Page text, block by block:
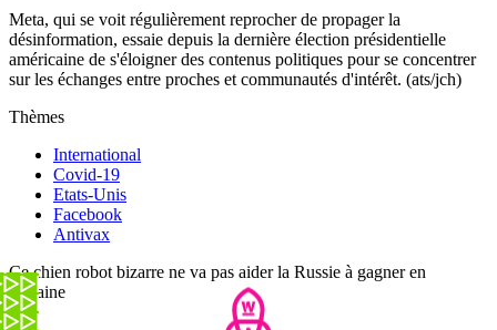
Meta, qui se voit régulièrement reprocher de propager la
désinformation, essaie depuis la dernière élection présidentielle
américaine de s'éloigner des contenus politiques pour se concentrer
sur les échanges entre proches et communautés d'intérêt. (ats/jch)
Thèmes
International
Covid-19
Etats-Unis
Facebook
Antivax
Ce chien robot bizarre ne va pas aider la Russie à gagner en
Ukraine